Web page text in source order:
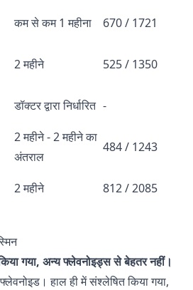
कम से कम 1 महीना
670 / 1721
2 महीने
525 / 1350
डॉक्टर द्वारा निर्धारित -
2 महीने - 2 महीने का
अंतराल
484 / 1243
2 महीने 812 / 2085
गया, अन्य फ्लेवनोइड्स से बेहतर नहीं।
हाल ही में संश्लेषित किया गया,